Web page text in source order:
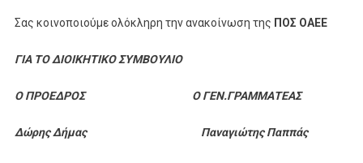
Σας κοινοποιούμε ολόκληρη την ανακοίνωση της ΠΟΣ ΟΑΕΕ
ΓΙΑ ΤΟ ΔΙΟΙΚΗΤΙΚΟ ΣΥΜΒΟΥΛΙΟ
Ο ΠΡΟΕΔΡΟΣ Ο ΓΕΝ.ΓΡΑΜΜΑΤΕΑΣ
Δώρης Δήμας Παναγιώτης Παππάς